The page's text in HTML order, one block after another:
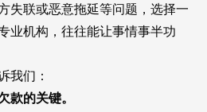
失联或恶意拖延等问题，选择一
业机构，往往能让事情事半功
们：
款的关键。